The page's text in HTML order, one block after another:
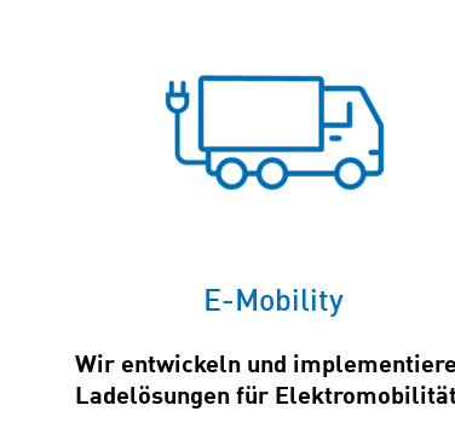
E-Mobility
Wir entwickeln und
Ladelösungen für